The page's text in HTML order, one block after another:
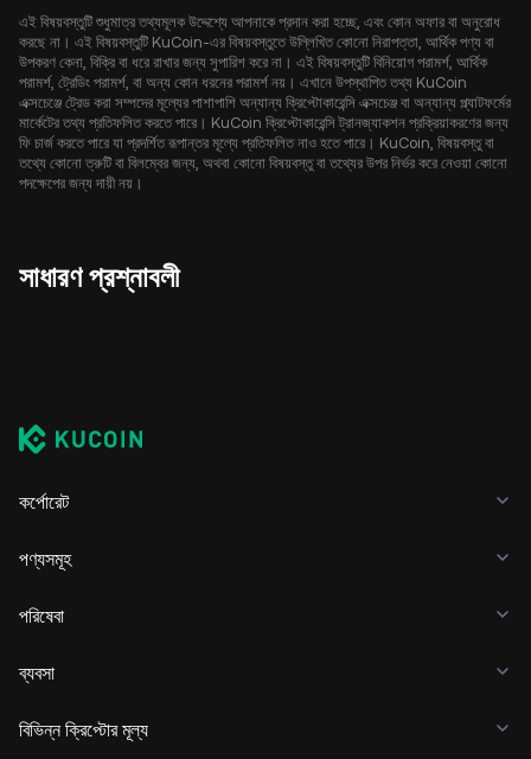
এই বিষয়বস্তুটি শুধুমাত্র তথ্যমূলক উদ্দেশ্যে আপনাকে প্রদান করা হচ্ছে, এবং কোন অফার বা অনুরোধ
করছে না। এই বিষয়বস্তুটি KuCoin-এর বিষয়বস্তুতে উল্লিখিত কোনো নিরাপত্তা, আর্থিক পণ্য বা
উপকরণ কেনা, বিক্রি বা ধরে রাখার জন্য সুপারিশ করে না। এই বিষয়বস্তুটি বিনিয়োগ পরামর্শ, আর্থিক
পরামর্শ, ট্রেডিং পরামর্শ, বা অন্য কোন ধরনের পরামর্শ নয়। এখানে উপস্থাপিত তথ্য KuCoin
এক্সচেঞ্জে ট্রেড করা সম্পদের মূল্যের পাশাপাশি অন্যান্য ক্রিপ্টোকারেন্সি এক্সচেঞ্জ বা অন্যান্য প্ল্যাটফর্মের
মার্কেটের তথ্য প্রতিফলিত করতে পারে। KuCoin ক্রিপ্টোকারেন্সি ট্রানজ্যাকশন প্রক্রিয়াকরণের জন্য
ফি চার্জ করতে পারে যা প্রদর্শিত রূপান্তর মূল্যে প্রতিফলিত নাও হতে পারে। KuCoin, বিষয়বস্তু বা
তথ্যে কোনো ত্রুটি বা বিলম্বের জন্য, অথবা কোনো বিষয়বস্তু বা তথ্যের উপর নির্ভর করে নেওয়া কোনো
পদক্ষেপের জন্য দায়ী নয়।
সাধারণ প্রশ্নাবলী
কর্পোরেট
পণ্যসমূহ
পরিষেবা
ব্যবসা
বিভিন্ন ক্রিপ্টোর মূল্য